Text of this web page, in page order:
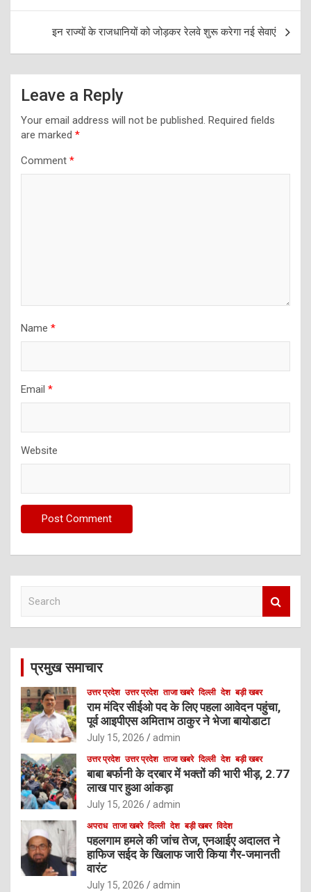
इन राज्यों के राजधानियों को जोड़कर रेलवे शुरू करेगा नई सेवाएं
Leave a Reply
Your email address will not be published. Required fields
are marked *
Comment *
Name *
Email *
Website
c
प्रमुख समाचार
उत्तर प्रदेश उत्तर प्रदेश ताजा खबरे दिल्ली देश बड़ी खबर
राम मंदिर सीईओ पद के लिए पहला आवेदन पहुंचा,
पूर्व आइपीएस अमिताभ ठाकुर ने भेजा बायोडाटा
July 15, 2026 admin
उत्तर प्रदेश उत्तर प्रदेश ताजा खबरे दिल्ली देश बड़ी खबर
बाबा बर्फानी के दरबार में भक्तों की भारी भीड़, 2.77
लाख पार हुआ आंकड़ा
July 15, 2026 admin
अपराध ताजा खबरे दिल्ली देश बड़ी खबर विदेश
पहलगाम हमले की जांच तेज, एनआईए अदालत ने
हाफिज सईद के खिलाफ जारी किया गैर-जमानती
वारंट
July 15, 2026 admin